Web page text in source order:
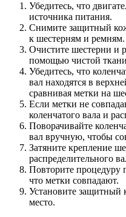
Убедитесь, что
источника питания.
Снимите защитный
к шестерням и ремням.
Очистите шестерни и
помощью чистой
Убедитесь, что
вал находятся в
сравнивая метки на
Если метки не
коленчатого вала и
Поворачивайте
вал вручную, чтобы
Затяните крепление
распределительного
Повторите процедуру
что метки совпадают.
Установите защитный
место.